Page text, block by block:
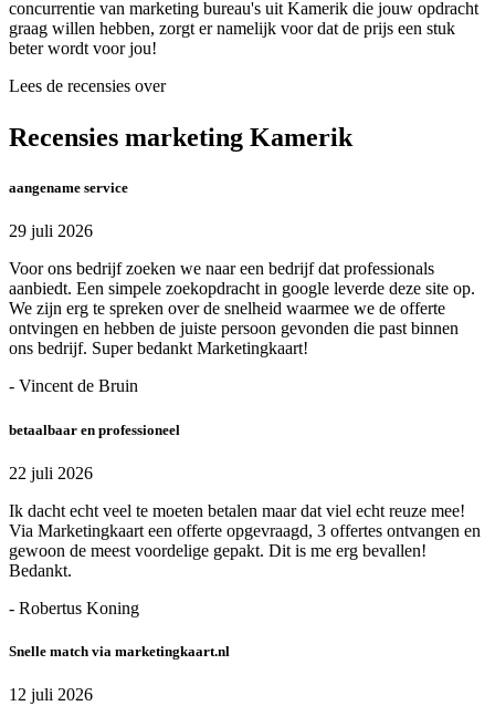
concurrentie van marketing bureau's uit Kamerik die jouw opdracht
graag willen hebben, zorgt er namelijk voor dat de prijs een stuk
beter wordt voor jou!
Lees de recensies over
Recensies marketing Kamerik
aangename service
29 juli 2026
Voor ons bedrijf zoeken we naar een bedrijf dat professionals
aanbiedt. Een simpele zoekopdracht in google leverde deze site op.
We zijn erg te spreken over de snelheid waarmee we de offerte
ontvingen en hebben de juiste persoon gevonden die past binnen
ons bedrijf. Super bedankt Marketingkaart!
- Vincent de Bruin
betaalbaar en professioneel
22 juli 2026
Ik dacht echt veel te moeten betalen maar dat viel echt reuze mee!
Via Marketingkaart een offerte opgevraagd, 3 offertes ontvangen en
gewoon de meest voordelige gepakt. Dit is me erg bevallen!
Bedankt.
- Robertus Koning
Snelle match via marketingkaart.nl
12 juli 2026